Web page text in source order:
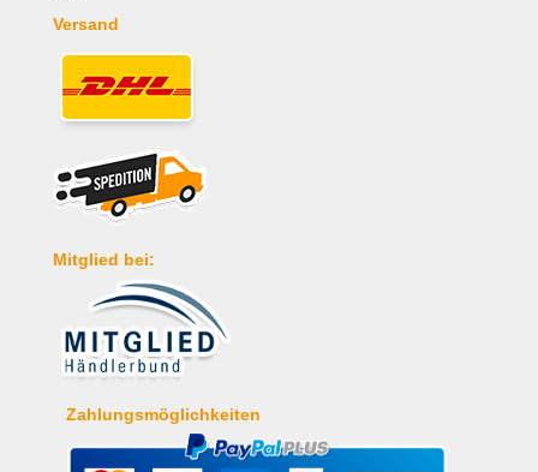
Versand
Mitglied bei:
Zahlungsmöglichkeiten